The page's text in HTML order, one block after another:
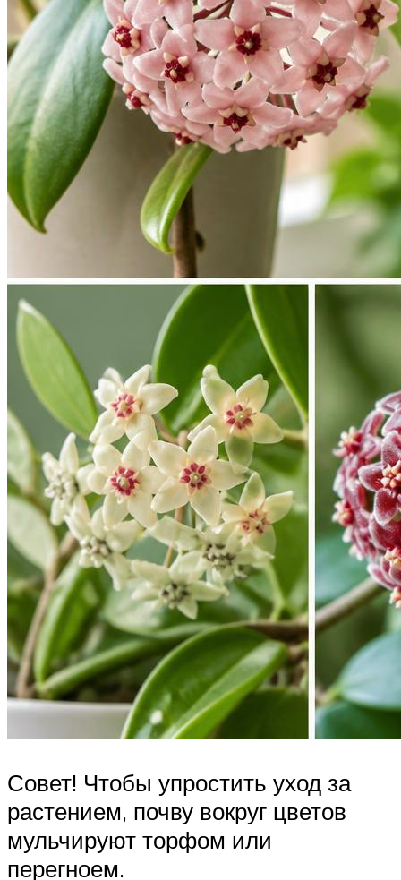
Совет! Чтобы упростить уход за
растением, почву вокруг цветов
мульчируют торфом или
перегноем.